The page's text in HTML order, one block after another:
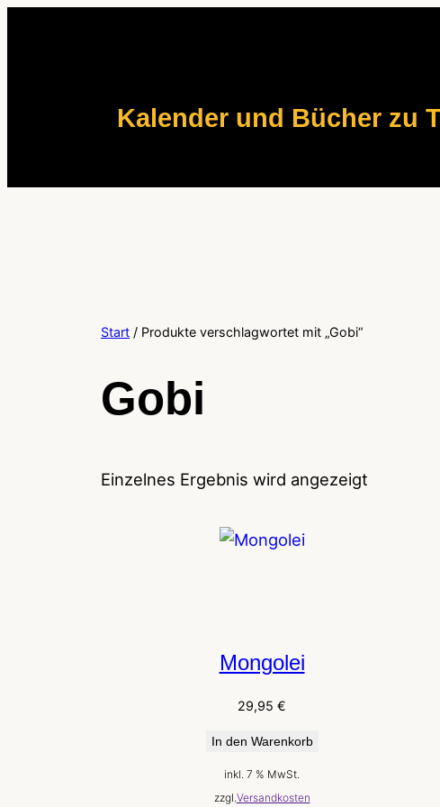
Kalender und Bücher zu
Start / Produkte verschlagwortet mit „Gobi“
Gobi
Einzelnes Ergebnis wird angezeigt
Mongolei
29,95 €
In den Warenkorb
inkl. 7 % MwSt.
zzgl. Versandkosten